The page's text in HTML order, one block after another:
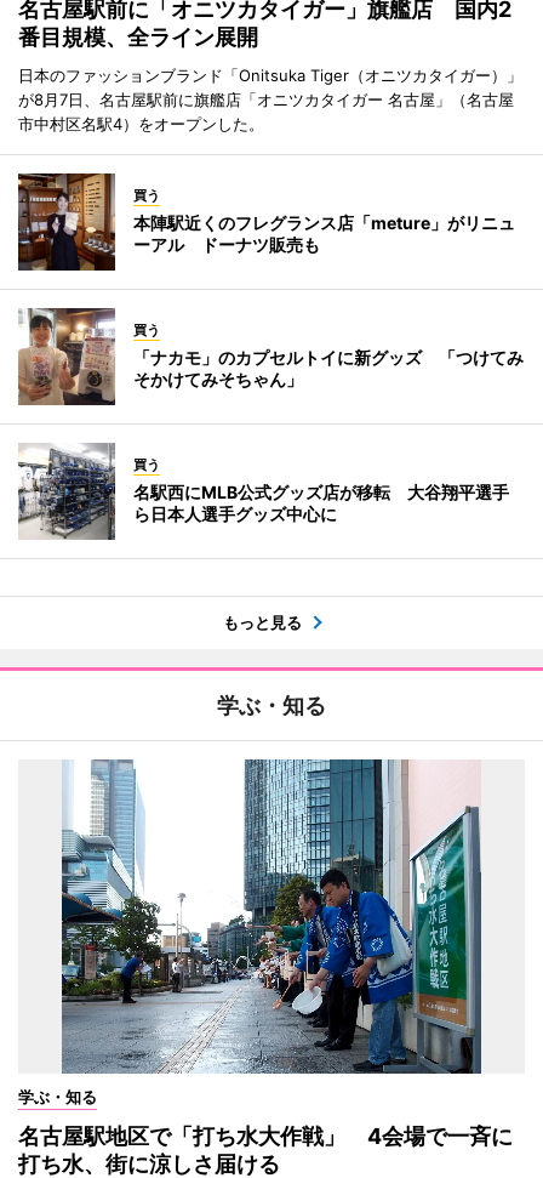
名古屋駅前に「オニツカタイガー」旗艦店 国内2
番目規模、全ライン展開
日本のファッションブランド「Onitsuka Tiger（オニツカタイガー）」
が8月7日、名古屋駅前に旗艦店「オニツカタイガー 名古屋」（名古屋
市中村区名駅4）をオープンした。
買う
本陣駅近くのフレグランス店「meture」がリニュ
ーアル ドーナツ販売も
買う
「ナカモ」のカプセルトイに新グッズ 「つけてみ
そかけてみそちゃん」
買う
名駅西にMLB公式グッズ店が移転 大谷翔平選手
ら日本人選手グッズ中心に
もっと見る
学ぶ・知る
学ぶ・知る
名古屋駅地区で「打ち水大作戦」 4会場で一斉に
打ち水、街に涼しさ届ける